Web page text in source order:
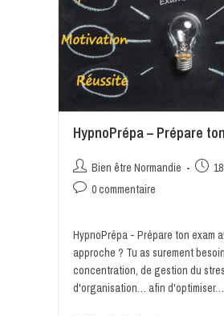
HypnoPrépa – Prépare
Bien être Normandie
0 commentaire
HypnoPrépa - Prépare ton exam
approche ? Tu as surement
concentration, de gestion du
d'organisation… afin d'optimiser…